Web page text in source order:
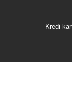
Kredi